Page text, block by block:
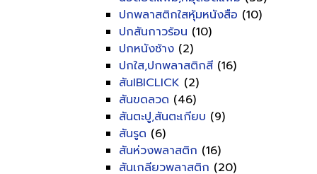
ปกพลาสติกใสหุ้มหนังสือ (10)
ปกสันกาวร้อน (10)
ปกหนังช้าง (2)
ปกใส,ปกพลาสติกสี (16)
สันIBICLICK (2)
สันขดลวด (46)
สันตะปู,สันตะเกียบ (9)
สันรูด (6)
สันห่วงพลาสติก (16)
สันเกลียวพลาสติก (20)